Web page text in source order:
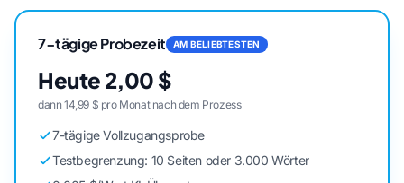
7-tägige Probezeit AM BELIEBTESTEN
Heute 2,00 $
dann 14,99 $ pro Monat nach dem Prozess
7-tägige Vollzugangsprobe
Testbegrenzung: 10 Seiten oder 3.000 Wörter